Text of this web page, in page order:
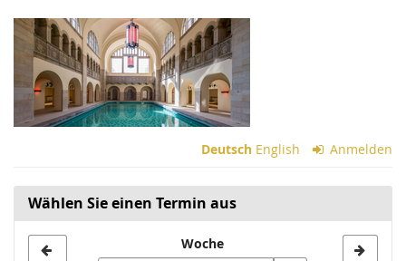
Zum
Haupt-
Inhalt
springen
Deutsch English Anmelden
Wählen Sie einen Termin aus
Woche